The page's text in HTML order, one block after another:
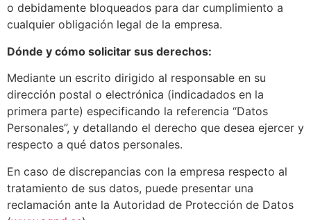
o debidamente bloqueados para dar cumplimiento a
cualquier obligación legal de la empresa.
Dónde y cómo solicitar sus derechos:
Mediante un escrito dirigido al responsable en su
dirección postal o electrónica (indicadados en la
primera parte) especificando la referencia “Datos
Personales”, y detallando el derecho que desea ejercer y
respecto a qué datos personales.
En caso de discrepancias con la empresa respecto al
tratamiento de sus datos, puede presentar una
reclamación ante la Autoridad de Protección de Datos